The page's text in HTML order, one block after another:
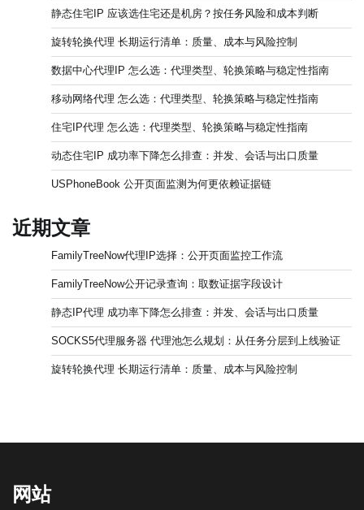
静态住宅IP 应该选住宅还是机房？按任务风险和成本判断
旋转轮换代理 长期运行清单：质量、成本与风险控制
数据中心代理IP 怎么选：代理类型、轮换策略与稳定性指南
移动网络代理 怎么选：代理类型、轮换策略与稳定性指南
住宅IP代理 怎么选：代理类型、轮换策略与稳定性指南
动态住宅IP 成功率下降怎么排查：并发、会话与出口质量
USPhoneBook 公开页面监测为何更依赖证据链
近期文章
FamilyTreeNow代理IP选择：公开页面监控工作流
FamilyTreeNow公开记录查询：取数证据字段设计
静态IP代理 成功率下降怎么排查：并发、会话与出口质量
SOCKS5代理服务器 代理池怎么规划：从任务分层到上线验证
旋转轮换代理 长期运行清单：质量、成本与风险控制
网站